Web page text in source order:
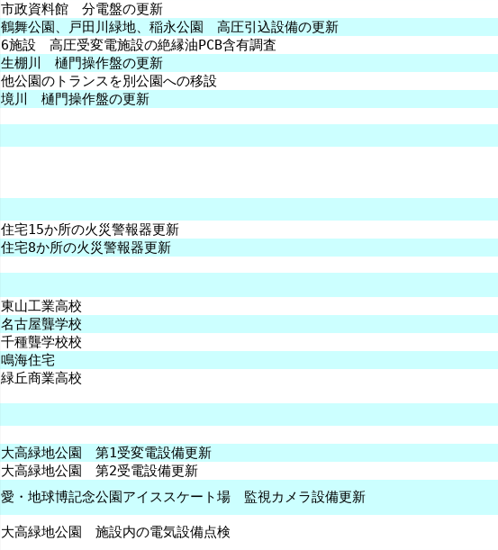
市政資料館 分電盤の更新
鶴舞公園、戸田川緑地、稲永公園 高圧引込設備の更新
6施設 高圧受変電施設の絶縁油PCB含有調査
生棚川 樋門操作盤の更新
他公園のトランスを別公園への移設
境川 樋門操作盤の更新
住宅15か所の火災警報器更新
住宅8か所の火災警報器更新
東山工業高校
名古屋聾学校
千種聾学校校
鳴海住宅
緑丘商業高校
大高緑地公園 第1受変電設備更新
大高緑地公園 第2受電設備更新
愛・地球博記念公園アイススケート場 監視カメラ設備更新
大高緑地公園 施設内の電気設備点検